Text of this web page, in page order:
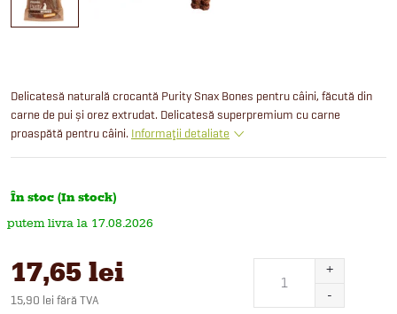
Delicatesă naturală crocantă Purity Snax Bones pentru câini, făcută din
carne de pui și orez extrudat. Delicatesă superpremium cu carne
proaspătă pentru câini. Informaţii detaliate
În stoc (In stock)
17.08.2026
17,65 lei
15,90 lei fără TVA